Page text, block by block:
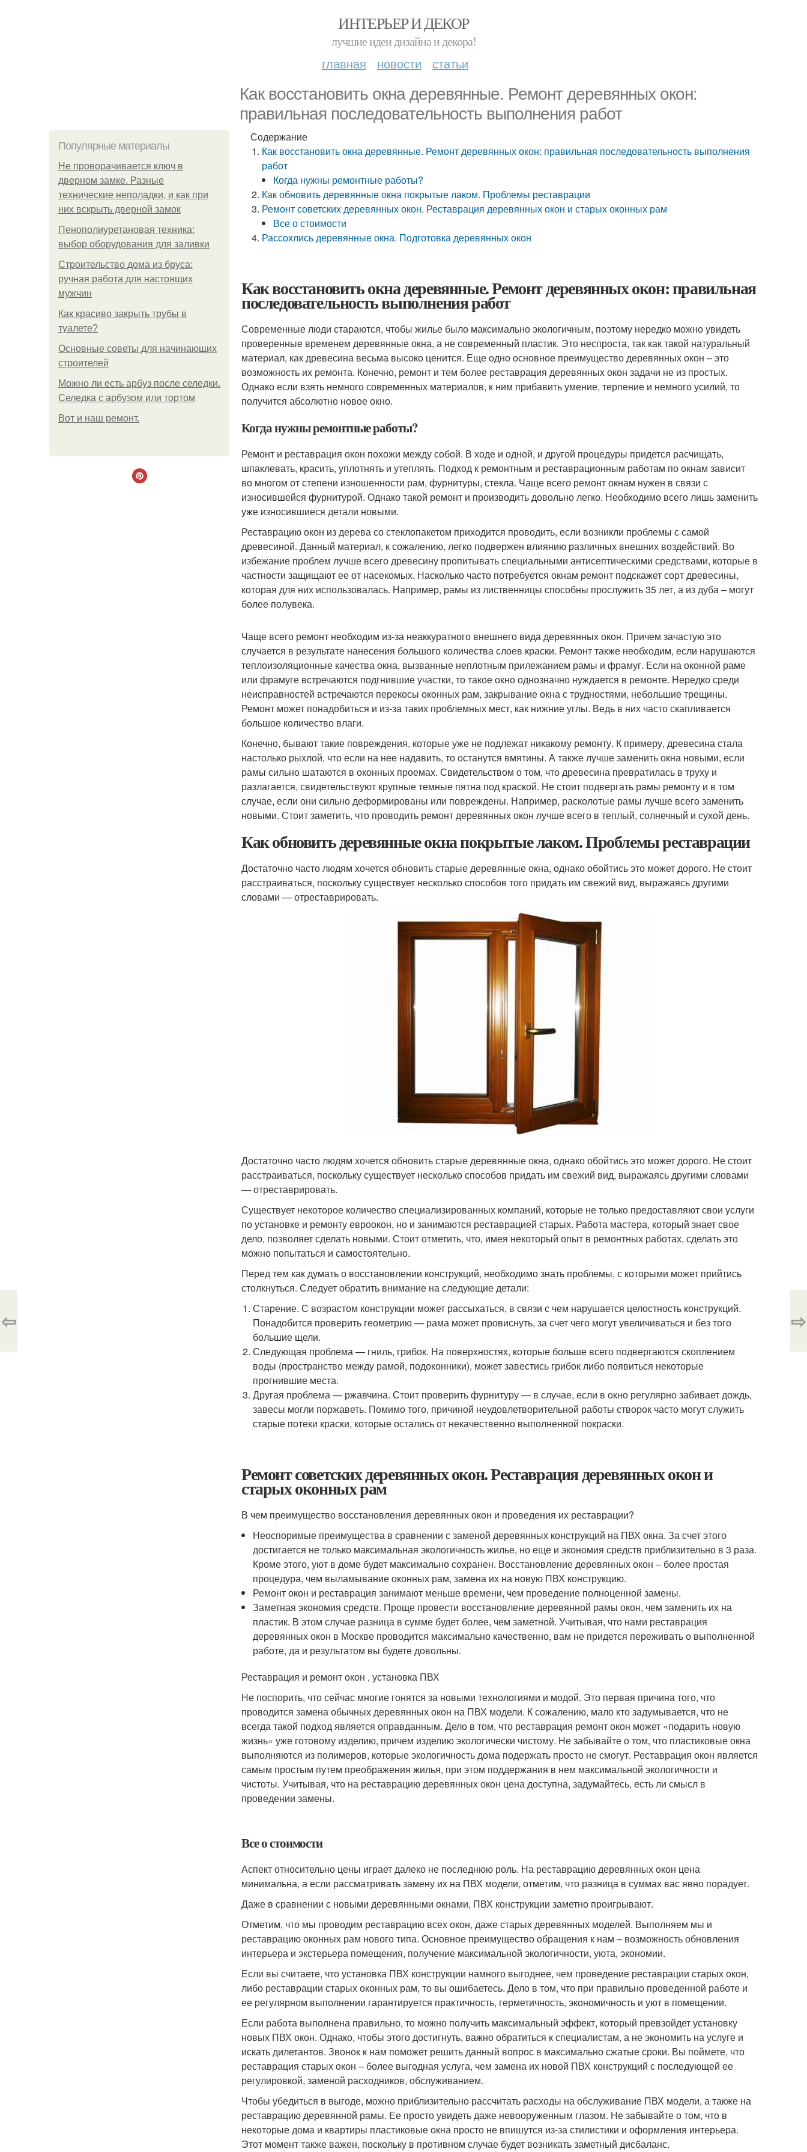
ИНТЕРЬЕР И ДЕКОР
лучшие идеи дизайна и декора!
главная новости статьи
Как восстановить окна деревянные. Ремонт деревянных окон:
правильная последовательность выполнения работ
Популярные материалы
Не проворачивается ключ в
дверном замке. Разные
технические неполадки, и как при
них вскрыть дверной замок
Пенополиуретановая техника:
выбор оборудования для заливки
Строительство дома из бруса:
ручная работа для настоящих
мужчин
Как красиво закрыть трубы в
туалете?
Основные советы для начинающих
строителей
Можно ли есть арбуз после селедки.
Селедка с арбузом или тортом
Boт и наш ремoнт.
Содержание
Как восстановить окна деревянные. Ремонт деревянных окон: правильная последовательность выполнения
работ
Когда нужны ремонтные работы?
Как обновить деревянные окна покрытые лаком. Проблемы реставрации
Ремонт советских деревянных окон. Реставрация деревянных окон и старых оконных рам
Все о стоимости
Рассохлись деревянные окна. Подготовка деревянных окон
Как восстановить окна деревянные. Ремонт деревянных окон: правильная
последовательность выполнения работ
Современные люди стараются, чтобы жилье было максимально экологичным, поэтому нередко можно увидеть
проверенные временем деревянные окна, а не современный пластик. Это неспроста, так как такой натуральный
материал, как древесина весьма высоко ценится. Еще одно основное преимущество деревянных окон – это
возможность их ремонта. Конечно, ремонт и тем более реставрация деревянных окон задачи не из простых.
Однако если взять немного современных материалов, к ним прибавить умение, терпение и немного усилий, то
получится абсолютно новое окно.
Когда нужны ремонтные работы?
Ремонт и реставрация окон похожи между собой. В ходе и одной, и другой процедуры придется расчищать,
шпаклевать, красить, уплотнять и утеплять. Подход к ремонтным и реставрационным работам по окнам зависит
во многом от степени изношенности рам, фурнитуры, стекла. Чаще всего ремонт окнам нужен в связи с
износившейся фурнитурой. Однако такой ремонт и производить довольно легко. Необходимо всего лишь заменить
уже износившиеся детали новыми.
Реставрацию окон из дерева со стеклопакетом приходится проводить, если возникли проблемы с самой
древесиной. Данный материал, к сожалению, легко подвержен влиянию различных внешних воздействий. Во
избежание проблем лучше всего древесину пропитывать специальными антисептическими средствами, которые в
частности защищают ее от насекомых. Насколько часто потребуется окнам ремонт подскажет сорт древесины,
которая для них использовалась. Например, рамы из лиственницы способны прослужить 35 лет, а из дуба – могут
более полувека.
Чаще всего ремонт необходим из-за неаккуратного внешнего вида деревянных окон. Причем зачастую это
случается в результате нанесения большого количества слоев краски. Ремонт также необходим, если нарушаются
теплоизоляционные качества окна, вызванные неплотным прилежанием рамы и фрамуг. Если на оконной раме
или фрамуге встречаются подгнившие участки, то такое окно однозначно нуждается в ремонте. Нередко среди
неисправностей встречаются перекосы оконных рам, закрывание окна с трудностями, небольшие трещины.
Ремонт может понадобиться и из-за таких проблемных мест, как нижние углы. Ведь в них часто скапливается
большое количество влаги.
Конечно, бывают такие повреждения, которые уже не подлежат никакому ремонту. К примеру, древесина стала
настолько рыхлой, что если на нее надавить, то останутся вмятины. А также лучше заменить окна новыми, если
рамы сильно шатаются в оконных проемах. Свидетельством о том, что древесина превратилась в труху и
разлагается, свидетельствуют крупные темные пятна под краской. Не стоит подвергать рамы ремонту и в том
случае, если они сильно деформированы или повреждены. Например, расколотые рамы лучше всего заменить
новыми. Стоит заметить, что проводить ремонт деревянных окон лучше всего в теплый, солнечный и сухой день.
Как обновить деревянные окна покрытые лаком. Проблемы реставрации
Достаточно часто людям хочется обновить старые деревянные окна, однако обойтись это может дорого. Не стоит
расстраиваться, поскольку существует несколько способов того придать им свежий вид, выражаясь другими
словами — отреставрировать.
Достаточно часто людям хочется обновить старые деревянные окна, однако обойтись это может дорого. Не стоит
расстраиваться, поскольку существует несколько способов придать им свежий вид, выражаясь другими словами
— отреставрировать.
Существует некоторое количество специализированных компаний, которые не только предоставляют свои услуги
по установке и ремонту евроокон, но и занимаются реставрацией старых. Работа мастера, который знает свое
дело, позволяет сделать новыми. Стоит отметить, что, имея некоторый опыт в ремонтных работах, сделать это
можно попытаться и самостоятельно.
Перед тем как думать о восстановлении конструкций, необходимо знать проблемы, с которыми может прийтись
столкнуться. Следует обратить внимание на следующие детали:
Старение. С возрастом конструкции может рассыхаться, в связи с чем нарушается целостность конструкций.
Понадобится проверить геометрию — рама может провиснуть, за счет чего могут увеличиваться и без того
большие щели.
Следующая проблема — гниль, грибок. На поверхностях, которые больше всего подвергаются скоплением
воды (пространство между рамой, подоконники), может завестись грибок либо появиться некоторые
прогнившие места.
Другая проблема — ржавчина. Стоит проверить фурнитуру — в случае, если в окно регулярно забивает дождь,
завесы могли поржаветь. Помимо того, причиной неудовлетворительной работы створок часто могут служить
старые потеки краски, которые остались от некачественно выполненной покраски.
Ремонт советских деревянных окон. Реставрация деревянных окон и
старых оконных рам
В чем преимущество восстановления деревянных окон и проведения их реставрации?
Неоспоримые преимущества в сравнении с заменой деревянных конструкций на ПВХ окна. За счет этого
достигается не только максимальная экологичность жилье, но еще и экономия средств приблизительно в 3 раза.
Кроме этого, уют в доме будет максимально сохранен. Восстановление деревянных окон – более простая
процедура, чем выламывание оконных рам, замена их на новую ПВХ конструкцию.
Ремонт окон и реставрация занимают меньше времени, чем проведение полноценной замены.
Заметная экономия средств. Проще провести восстановление деревянной рамы окон, чем заменить их на
пластик. В этом случае разница в сумме будет более, чем заметной. Учитывая, что нами реставрация
деревянных окон в Москве проводится максимально качественно, вам не придется переживать о выполненной
работе, да и результатом вы будете довольны.
Реставрация и ремонт окон , установка ПВХ
Не поспорить, что сейчас многие гонятся за новыми технологиями и модой. Это первая причина того, что
проводится замена обычных деревянных окон на ПВХ модели. К сожалению, мало кто задумывается, что не
всегда такой подход является оправданным. Дело в том, что реставрация ремонт окон может «подарить новую
жизнь» уже готовому изделию, причем изделию экологически чистому. Не забывайте о том, что пластиковые окна
выполняются из полимеров, которые экологичность дома подержать просто не смогут. Реставрация окон является
самым простым путем преображения жилья, при этом поддержания в нем максимальной экологичности и
чистоты. Учитывая, что на реставрацию деревянных окон цена доступна, задумайтесь, есть ли смысл в
проведении замены.
Все о стоимости
Аспект относительно цены играет далеко не последнюю роль. На реставрацию деревянных окон цена
минимальна, а если рассматривать замену их на ПВХ модели, отметим, что разница в суммах вас явно порадует.
Даже в сравнении с новыми деревянными окнами, ПВХ конструкции заметно проигрывают.
Отметим, что мы проводим реставрацию всех окон, даже старых деревянных моделей. Выполняем мы и
реставрацию оконных рам нового типа. Основное преимущество обращения к нам – возможность обновления
интерьера и экстерьера помещения, получение максимальной экологичности, уюта, экономии.
Если вы считаете, что установка ПВХ конструкции намного выгоднее, чем проведение реставрации старых окон,
либо реставрации старых оконных рам, то вы ошибаетесь. Дело в том, что при правильно проведенной работе и
ее регулярном выполнении гарантируется практичность, герметичность, экономичность и уют в помещении.
Если работа выполнена правильно, то можно получить максимальный эффект, который превзойдет установку
новых ПВХ окон. Однако, чтобы этого достигнуть, важно обратиться к специалистам, а не экономить на услуге и
искать дилетантов. Звонок к нам поможет решить данный вопрос в максимально сжатые сроки. Вы поймете, что
реставрация старых окон – более выгодная услуга, чем замена их новой ПВХ конструкций с последующей ее
регулировкой, заменой расходников, обслуживанием.
Чтобы убедиться в выгоде, можно приблизительно рассчитать расходы на обслуживание ПВХ модели, а также на
реставрацию деревянной рамы. Ее просто увидеть даже невооруженным глазом. Не забывайте о том, что в
некоторые дома и квартиры пластиковые окна просто не впишутся из-за стилистики и оформления интерьера.
Этот момент также важен, поскольку в противном случае будет возникать заметный дисбаланс.
⇦ ⇨